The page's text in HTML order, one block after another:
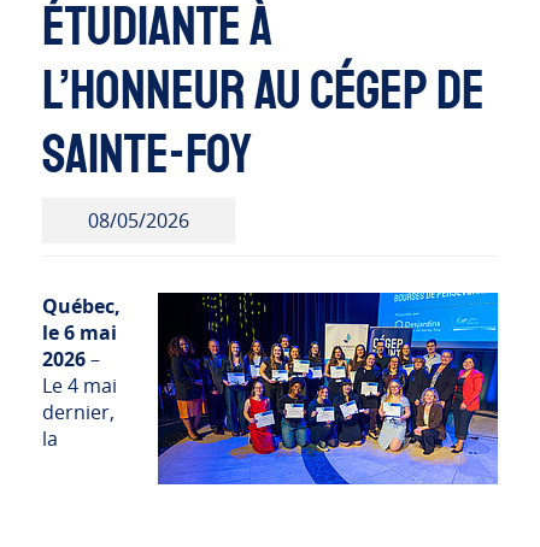
étudiante à
l’honneur au Cégep de
Sainte-Foy
08/05/2026
Québec,
le 6 mai
2026–
Le 4 mai
dernier,
la